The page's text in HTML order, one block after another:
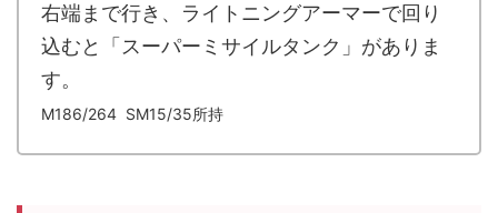
右端まで行き、ライトニングアーマーで回り
込むと「スーパーミサイルタンク」がありま
す。
M186/264 SM15/35所持